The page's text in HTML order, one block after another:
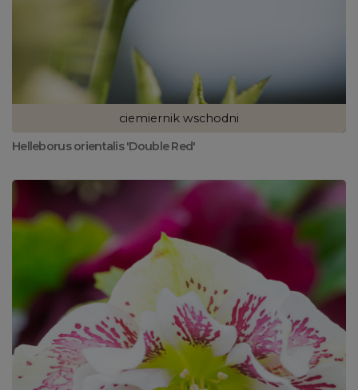
ciemiernik wschodni
Helleborus orientalis 'Double Red'